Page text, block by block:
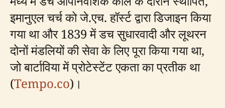
इमानुएल चर्च को जे.एच. हॉर्स्ट द्वारा डिजाइन किया
गया था और 1839 में डच सुधारवादी और लूथरन
दोनों मंडलियों की सेवा के लिए पूरा किया गया था,
जो बार्टाविया में प्रोटेस्टेंट एकता का प्रतीक था
(Tempo.co)।